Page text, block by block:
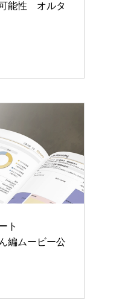
能性 オルタ
ト
編ムービー公